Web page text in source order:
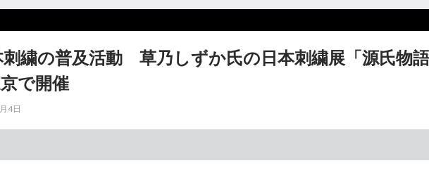
繍の普及活動 草乃しずか氏の日本刺繍展「源氏物語
で開催
4日